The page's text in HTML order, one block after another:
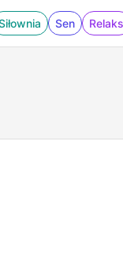
Sen Relaks